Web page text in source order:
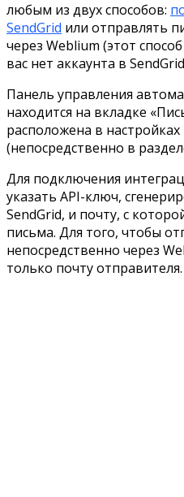
любым из двух способов:
SendGrid или отправлять
через Weblium (этот
вас нет аккаунта в
Панель управления
находится на вкладке
расположена в настройках
(непосредственно в
Для подключения
указать API-ключ,
SendGrid, и почту, с
письма. Для того, чтобы
непосредственно через
только почту отправителя.